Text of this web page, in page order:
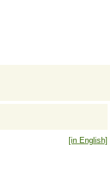
[in English]